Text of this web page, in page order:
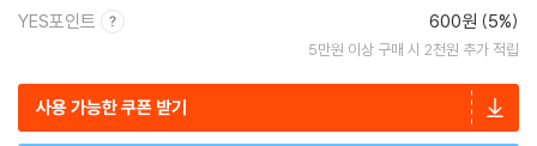
YES포인트 600원 (5%)
5만원 이상 구매 시 2천원 추가 적립
사용 가능한 쿠폰 받기